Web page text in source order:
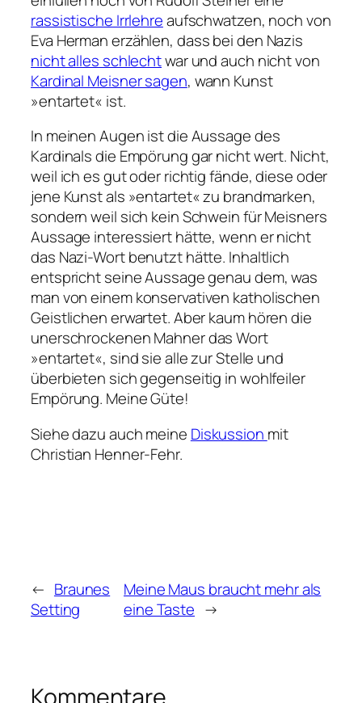
rassistische Irrlehreaufschwatzen, noch von
Eva Herman erzählen, dass bei den Nazis
nicht alles schlechtwar und auch nicht von
Kardinal Meisner sagen, wann Kunst
»entartet« ist.
In meinen Augen ist die Aussage des
Kardinals die Empörung gar nicht wert. Nicht,
weil ich es gut oder richtig fände, diese oder
jene Kunst als »entartet« zu brandmarken,
sondern weil sich kein Schwein für Meisners
Aussage interessiert hätte, wenn er nicht
das Nazi-Wort benutzt hätte. Inhaltlich
entspricht seine Aussage genau dem, was
man von einem konservativen katholischen
Geistlichen erwartet. Aber kaum hören die
unerschrockenen Mahner das Wort
»entartet«, sind sie alle zur Stelle und
überbieten sich gegenseitig in wohlfeiler
Empörung. Meine Güte!
Siehe dazu auch meine Diskussion mit
Christian Henner-Fehr.
← Braunes
Setting
Meine Maus braucht mehr als
eine Taste →